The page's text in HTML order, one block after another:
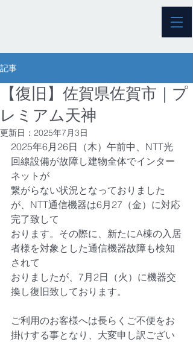
記事
【復旧】佐賀県佐賀市｜プ
レミアム天神
更新日： 2025年7月3日
2025年6月26日（木）午前中、NTT光
回線設備が故障し建物全体でインター
ネットが
繋がらない状況となっておりました
が、NTT通信機器は6月27（金）に対応
完了致して
おります。その際に、新たにA棟の入居
者様を対象とした通信機器故障も検知
されて
おりましたが、7月2日（火）に機器交
換し復旧致しております。
ご利用のお客様へは長らくご不便をお
掛けする事となり、大変申し訳ござい